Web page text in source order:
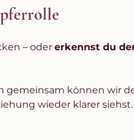
– oder erkennst du
gemeinsam können wir
wieder klarer siehst.